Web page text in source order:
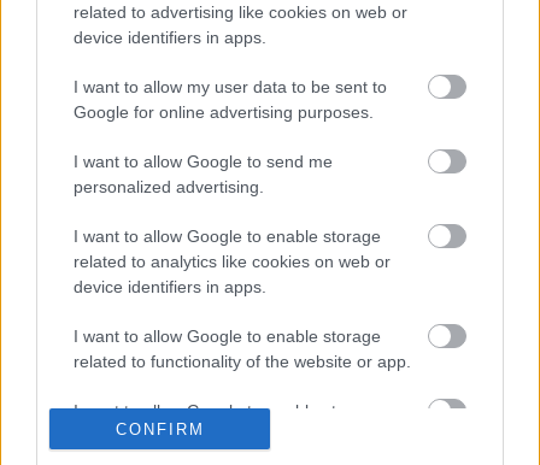
related to advertising like cookies on web or
device identifiers in apps.
I want to allow my user data to be sent to
Google for online advertising purposes.
I want to allow Google to send me
personalized advertising.
I want to allow Google to enable storage
related to analytics like cookies on web or
device identifiers in apps.
I want to allow Google to enable storage
related to functionality of the website or app.
I want to allow Google to enable storage
related to personalization.
CONFIRM
2008. október 28.
BKV Zrt.
Címkék:cikk bkv közlemény múzeum
Ajánlott bejegyzések: